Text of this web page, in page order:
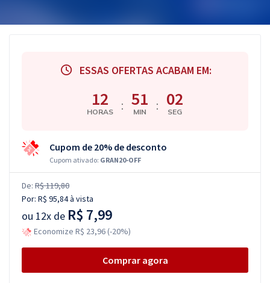
ESSAS OFERTAS ACABAM EM:
12
HORAS : 51
MIN : 01
SEG
Cupom de 20% de desconto
Cupom ativado: GRAN20-OFF
De: R$ 119,80
Por: R$ 95,84à vista
ou 12x de R$ 7,99
Economize R$ 23,96 (-20%)
Comprar agora